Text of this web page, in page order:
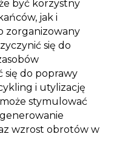
być korzystny
jak i
zorganizowany
się do
się do poprawy
i utylizację
stymulować
wzrost obrotów w